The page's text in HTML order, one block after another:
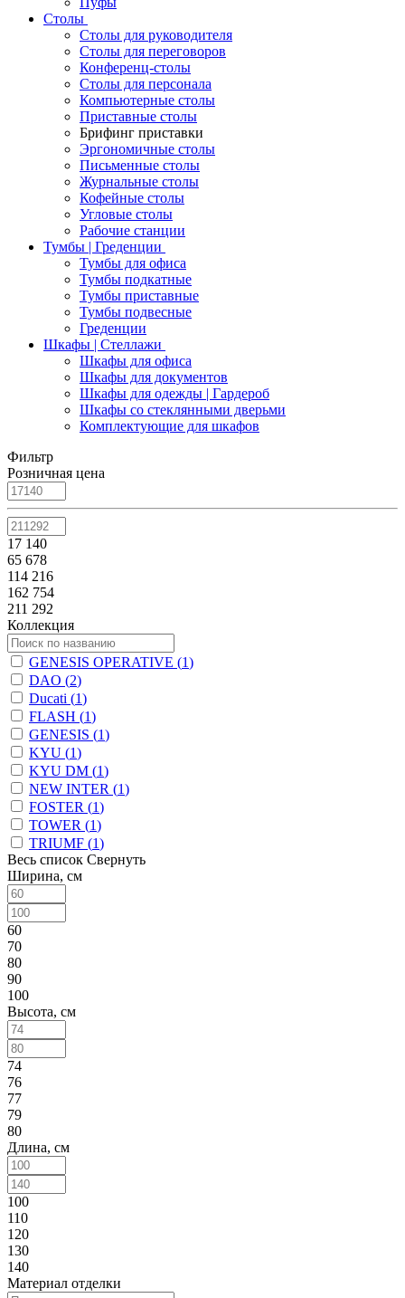
Столы
Столы для руководителя
Столы для переговоров
Конференц-столы
Столы для персонала
Компьютерные столы
Приставные столы
Брифинг приставки
Эргономичные столы
Письменные столы
Журнальные столы
Кофейные столы
Угловые столы
Рабочие станции
Тумбы | Греденции
Тумбы для офиса
Тумбы подкатные
Тумбы приставные
Тумбы подвесные
Греденции
Шкафы | Стеллажи
Шкафы для офиса
Шкафы для документов
Шкафы для одежды | Гардероб
Шкафы со стеклянными дверьми
Комплектующие для шкафов
Фильтр
Розничная цена
17 140
65 678
114 216
162 754
211 292
Коллекция
GENESIS OPERATIVE (1)
DAO (2)
Ducati (1)
FLASH (1)
GENESIS (1)
KYU (1)
KYU DM (1)
NEW INTER (1)
FOSTER (1)
TOWER (1)
TRIUMF (1)
Весь список Свернуть
Ширина, см
60
70
80
90
100
Высота, см
74
76
77
79
80
Длина, см
100
110
120
130
140
Материал отделки